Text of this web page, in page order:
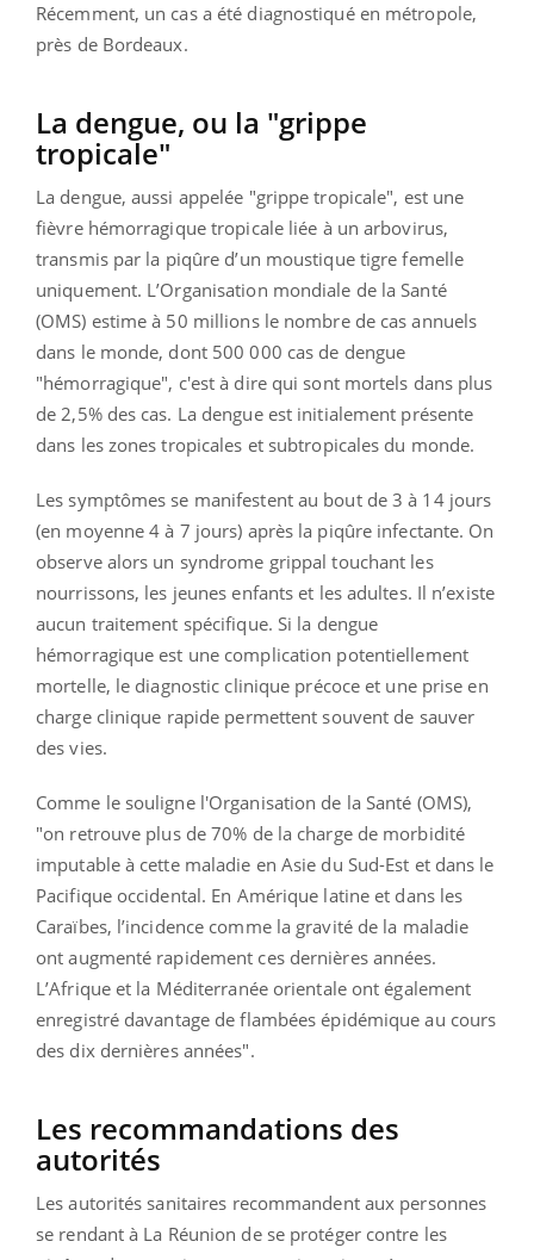
Récemment, un cas a été diagnostiqué en métropole,
près de Bordeaux.
La dengue, ou la "grippe
tropicale"
La dengue, aussi appelée "grippe tropicale", est une
fièvre hémorragique tropicale liée à un arbovirus,
transmis par la piqûre d’un moustique tigre femelle
uniquement. L’Organisation mondiale de la Santé
(OMS) estime à 50 millions le nombre de cas annuels
dans le monde, dont 500 000 cas de dengue
"hémorragique", c'est à dire qui sont mortels dans plus
de 2,5% des cas. La dengue est initialement présente
dans les zones tropicales et subtropicales du monde.
Les symptômes se manifestent au bout de 3 à 14 jours
(en moyenne 4 à 7 jours) après la piqûre infectante. On
observe alors un syndrome grippal touchant les
nourrissons, les jeunes enfants et les adultes. Il n’existe
aucun traitement spécifique. Si la dengue
hémorragique est une complication potentiellement
mortelle, le diagnostic clinique précoce et une prise en
charge clinique rapide permettent souvent de sauver
des vies.
Comme le souligne l'Organisation de la Santé (OMS),
"on retrouve plus de 70% de la charge de morbidité
imputable à cette maladie en Asie du Sud-Est et dans le
Pacifique occidental. En Amérique latine et dans les
Caraïbes, l’incidence comme la gravité de la maladie
ont augmenté rapidement ces dernières années.
L’Afrique et la Méditerranée orientale ont également
enregistré davantage de flambées épidémique au cours
des dix dernières années".
Les recommandations des
autorités
Les autorités sanitaires recommandent aux personnes
se rendant à La Réunion de se protéger contre les